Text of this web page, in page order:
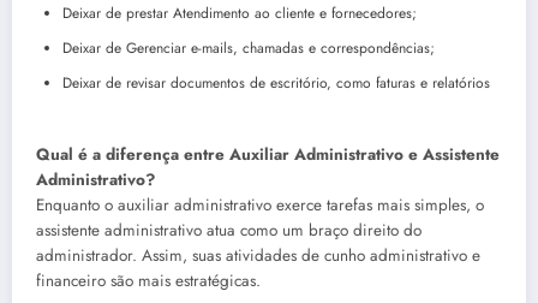
Deixar de prestar Atendimento ao cliente e fornecedores;
Deixar de Gerenciar e-mails, chamadas e correspondências;
Deixar de revisar documentos de escritório, como faturas e relatórios
Qual é a diferença entre Auxiliar Administrativo e Assistente
Administrativo?
Enquanto o auxiliar administrativo exerce tarefas mais simples, o
assistente administrativo atua como um braço direito do
administrador. Assim, suas atividades de cunho administrativo e
financeiro são mais estratégicas.